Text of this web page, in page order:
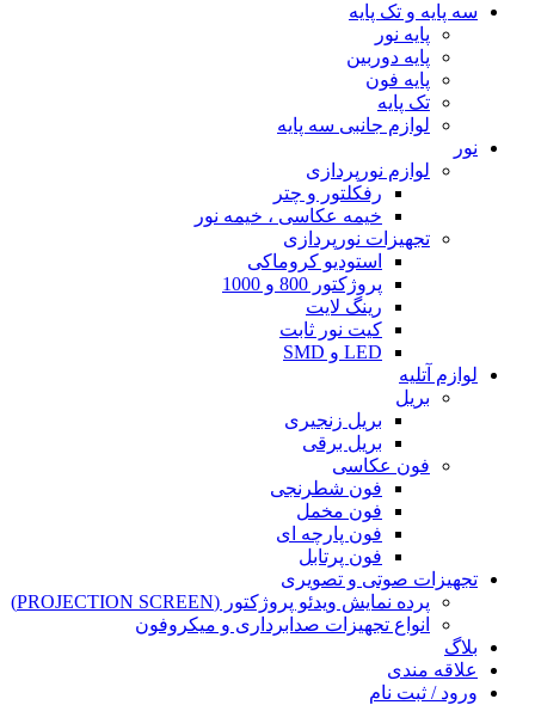
سه پایه و تک پایه
پایه نور
پایه دوربین
پایه فون
تک پایه
لوازم جانبی سه پایه
نور
لوازم نورپردازی
رفکلتور و چتر
خیمه عکاسی ، خیمه نور
تجهیزات نورپردازی
استودیو کروماکی
پروژکتور 800 و 1000
رینگ لایت
کیت نور ثابت
LED و SMD
لوازم آتلیه
بریل
بریل زنجیری
بریل برقی
فون عکاسی
فون شطرنجی
فون مخمل
فون پارچه ای
فون پرتابل
تجهیزات صوتی و تصویری
پرده نمایش ویدئو پروژکتور (PROJECTION SCREEN)
انواع تجهیزات صدابرداری و میکروفون
بلاگ
علاقه مندی
ورود / ثبت نام